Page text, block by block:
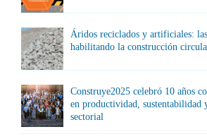
Áridos reciclados y artificiales:
habilitando la construcción
Construye2025 celebró 10 años
en productividad, sustentabilidad
sectorial